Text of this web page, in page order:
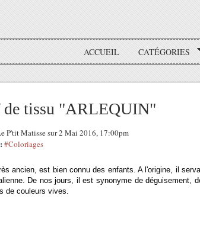
ACCUEIL CATÉGORIES
tissu "ARLEQUIN"
P'tit Matisse sur 2 Mai 2016, 17:00pm
#Coloriages
ancien, est bien connu des enfants. A l'origine, il
De nos jours, il est synonyme de déguisement,
de couleurs vives.